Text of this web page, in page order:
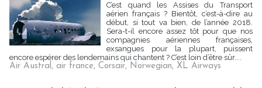
C’est quand les Assises du Transport
aérien français ? Bientôt, c’est-à-dire au
début, si tout va bien, de l’année 2018.
Sera-t-il encore assez tôt pour que nos
compagnies aériennes françaises,
exsangues pour la plupart, puissent
encore espérer des lendemains qui chantent ? C’est loin d’être sûr....
Air Austral, air france, Corsair, Norwegian, XL Airways